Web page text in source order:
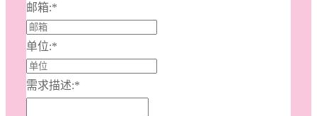
邮箱:*
单位:*
需求描述:*